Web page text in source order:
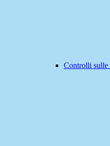
Controlli sulle